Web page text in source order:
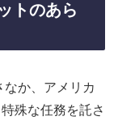
トのあら
か、アメリカ
殊な任務を託さ